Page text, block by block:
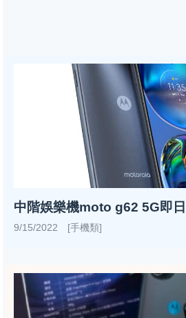
中階娛樂機moto g62 5G即
9/15/2022 [手機類]